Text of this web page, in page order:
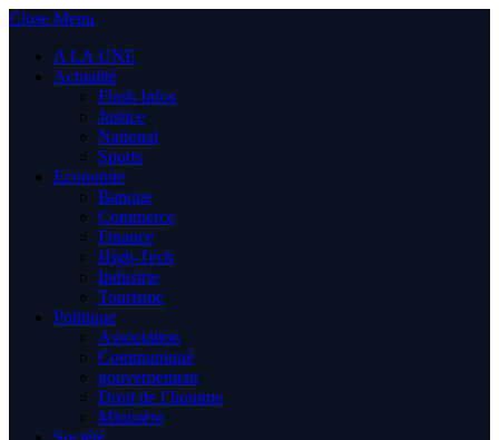
Close Menu
A LA UNE
Actualité
Flash Infos
Justice
National
Sports
Economie
Banque
Commerce
Finance
High-Tech
Industrie
Tourisme
Politique
Association
Communiqué
gouvernement
Droit de l’homme
Ministère